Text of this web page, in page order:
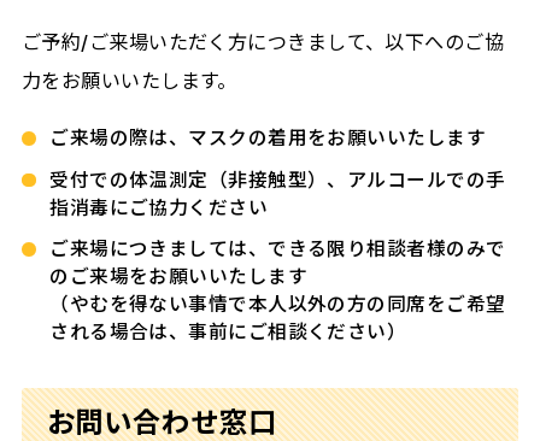
ご予約/ご来場いただく方につきまして、以下へのご協
力をお願いいたします。
ご来場の際は、マスクの着用をお願いいたします
受付での体温測定（非接触型）、アルコールでの手
指消毒にご協力ください
ご来場につきましては、できる限り相談者様のみで
のご来場をお願いいたします
（やむを得ない事情で本人以外の方の同席をご希望
される場合は、事前にご相談ください）
お問い合わせ窓口